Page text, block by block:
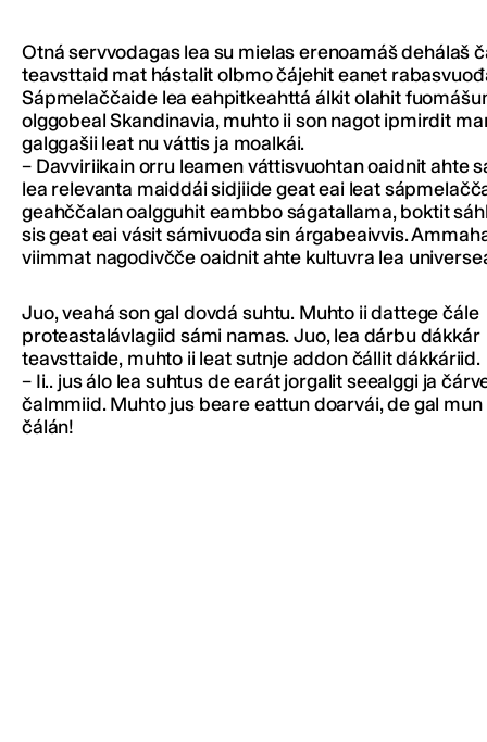
Otná servvodagas lea su mielas erenoamáš dehálaš
teavsttaid mat hástalit olbmo čájehit eanet
Sápmelaččaide lea eahpitkeahttá álkit olahit
olggobeal Skandinavia, muhto ii son nagot ipmirdit
galggašii leat nu váttis ja moalkái.
– Davviriikain orru leamen váttisvuohtan oaidnit ahte
lea relevanta maiddái sidjiide geat eai leat
geahččalan oalgguhit eambbo ságatallama, boktit
sis geat eai vásit sámivuođa sin árgabeaivvis.
viimmat nagodivčče oaidnit ahte kultuvra lea
Juo, veahá son gal dovdá suhtu. Muhto ii dattege čále
proteastalávlagiid sámi namas. Juo, lea dárbu dákkár
teavsttaide, muhto ii leat sutnje addon čállit dákkáriid.
– Ii.. jus álo lea suhtus de earát jorgalit seealggi ja
čalmmiid. Muhto jus beare eattun doarvái, de gal
čálán!